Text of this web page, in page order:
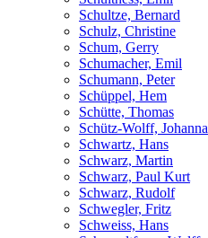
Schultze, Bernard
Schulz, Christine
Schum, Gerry
Schumacher, Emil
Schumann, Peter
Schüppel, Hem
Schütte, Thomas
Schütz-Wolff, Johanna
Schwartz, Hans
Schwarz, Martin
Schwarz, Paul Kurt
Schwarz, Rudolf
Schwegler, Fritz
Schweiss, Hans